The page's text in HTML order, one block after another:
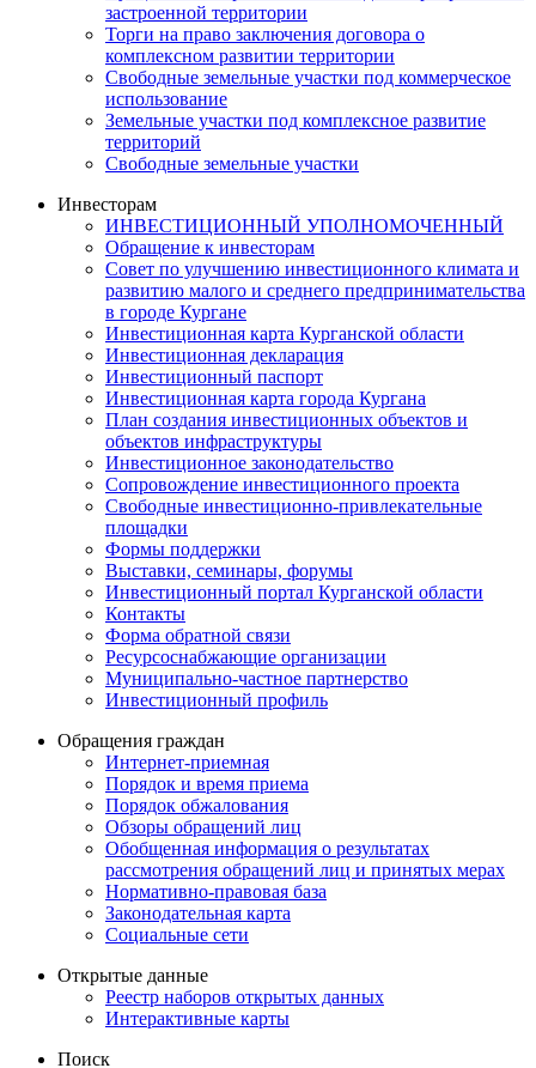
застроенной территории
Торги на право заключения договора о
комплексном развитии территории
Свободные земельные участки под коммерческое
использование
Земельные участки под комплексное развитие
территорий
Свободные земельные участки
Инвесторам
ИНВЕСТИЦИОННЫЙ УПОЛНОМОЧЕННЫЙ
Обращение к инвесторам
Совет по улучшению инвестиционного климата и
развитию малого и среднего предпринимательства
в городе Кургане
Инвестиционная карта Курганской области
Инвестиционная декларация
Инвестиционный паспорт
Инвестиционная карта города Кургана
План создания инвестиционных объектов и
объектов инфраструктуры
Инвестиционное законодательство
Сопровождение инвестиционного проекта
Свободные инвестиционно-привлекательные
площадки
Формы поддержки
Выставки, семинары, форумы
Инвестиционный портал Курганской области
Контакты
Форма обратной связи
Ресурсоснабжающие организации
Муниципально-частное партнерство
Инвестиционный профиль
Обращения граждан
Интернет-приемная
Порядок и время приема
Порядок обжалования
Обзоры обращений лиц
Обобщенная информация о результатах
рассмотрения обращений лиц и принятых мерах
Нормативно-правовая база
Законодательная карта
Социальные сети
Открытые данные
Реестр наборов открытых данных
Интерактивные карты
Поиск